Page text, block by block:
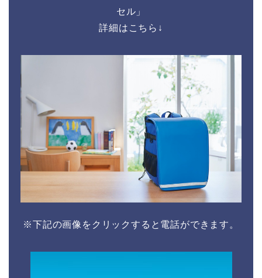
セル」
詳細はこちら↓
※下記の画像をクリックすると電話ができます。